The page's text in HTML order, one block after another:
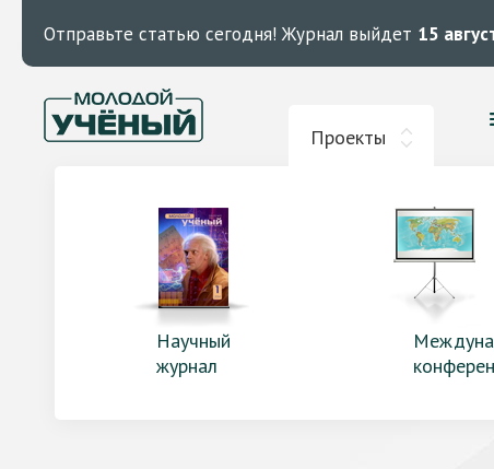
Отправьте статью сегодня! Журнал выйдет 15
Проекты
Научный
журнал